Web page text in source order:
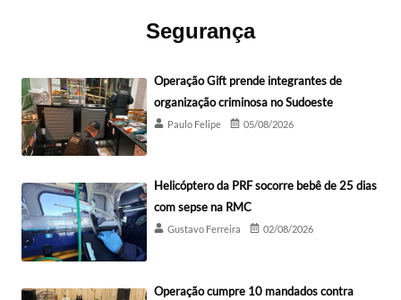
Segurança
Operação Gift prende integrantes de
organização criminosa no Sudoeste
Paulo Felipe 05/08/2026
Helicóptero da PRF socorre bebê de 25 dias
com sepse na RMC
Gustavo Ferreira 02/08/2026
Operação cumpre 10 mandados contra